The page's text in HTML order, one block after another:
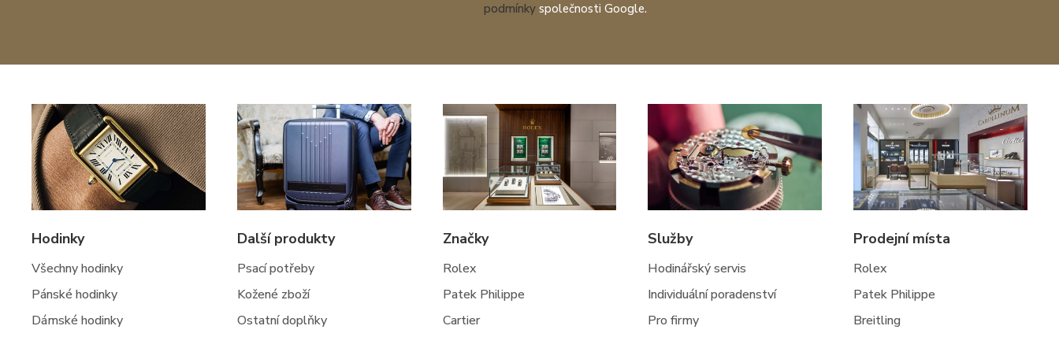
podmínky společnosti Google.
Hodinky
Všechny hodinky
Pánské hodinky
Dámské hodinky
Další produkty
Psací potřeby
Kožené zboží
Ostatní doplňky
Značky
Rolex
Patek Philippe
Cartier
Služby
Hodinářský servis
Individuální poradenství
Pro firmy
Prodejní místa
Rolex
Patek Philippe
Breitling